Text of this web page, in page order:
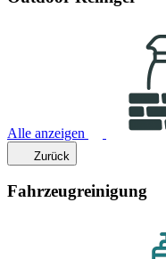
Alle anzeigen
Zurück
Fahrzeugreinigung